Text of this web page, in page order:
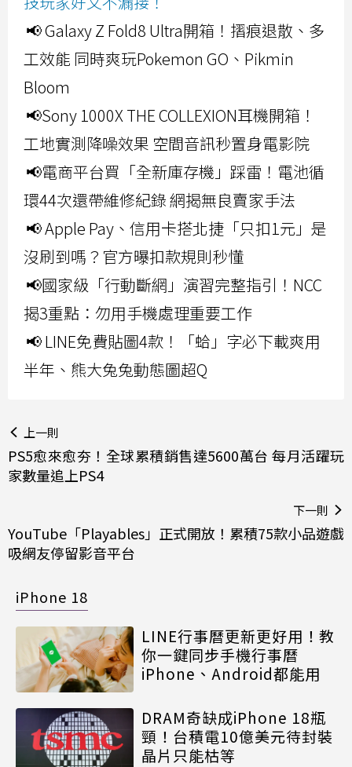
📢 Galaxy Z Fold8 Ultra開箱！摺痕退散、多
工效能 同時爽玩Pokemon GO、Pikmin
Bloom
📢Sony 1000X THE COLLEXION耳機開箱！
工地實測降噪效果 空間音訊秒置身電影院
📢電商平台買「全新庫存機」踩雷！電池循
環44次還帶維修紀錄 網揭無良賣家手法
📢 Apple Pay、信用卡搭北捷「只扣1元」是
沒刷到嗎？官方曝扣款規則秒懂
📢國家級「行動斷網」演習完整指引！NCC
揭3重點：勿用手機處理重要工作
📢 LINE免費貼圖4款！「蛤」字必下載爽用
半年、熊大兔兔動態圖超Q
上一則
PS5愈來愈夯！全球累積銷售達5600萬台 每月活躍玩
家數量追上PS4
下一則
YouTube「Playables」正式開放！累積75款小品遊戲
吸網友停留影音平台
iPhone 18
LINE行事曆更新更好用！教
你一鍵同步手機行事曆
iPhone、Android都能用
DRAM奇缺成iPhone 18瓶
頸！台積電10億美元待封裝
晶片只能枯等